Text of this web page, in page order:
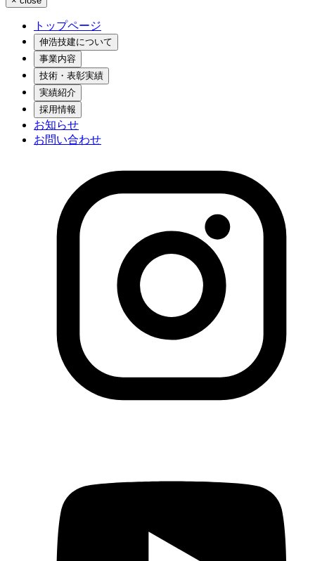
トップページ
伸浩技建について
事業内容
技術・表彰実績
実績紹介
採用情報
お知らせ
お問い合わせ